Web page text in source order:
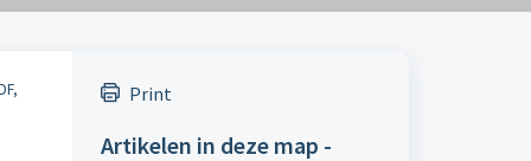
Print
Artikelen in deze map -